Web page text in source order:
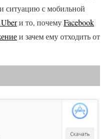
ситуацию с мобильной
и то, почемуFacebook
и зачем ему отходить от